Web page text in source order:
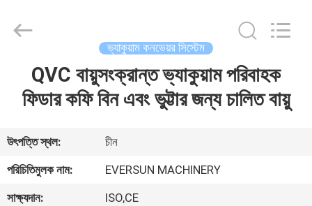
VR
প্রদর্শন
ভ্যাকুয়াম কনভেয়র সিস্টেম
QVC বায়ুসংক্রান্ত ভ্যাকুয়াম পরিবাহক
ফিডার কফি বিন এবং ভুট্টার জন্য চালিত বায়ু
উৎপত্তি স্থল:
চীন
পরিচিতিমুলক নাম:
EVERSUN MACHINERY
সাক্ষ্যদান:
ISO,CE